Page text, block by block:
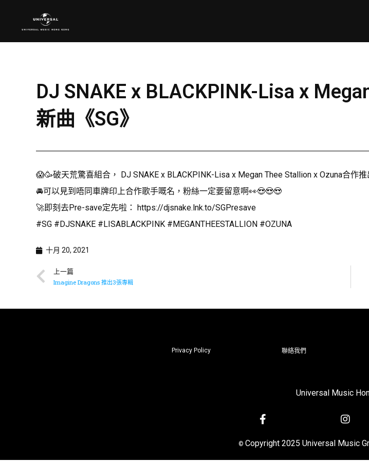
DJ SNAKE x BLACKPINK-Lisa x
新曲《SG》
😱🥳破天荒驚喜組合， DJ SNAKE x BLACKPINK-Lisa x Megan Thee Stallion x Ozuna合作推
🚘可以見到唔同車牌印上合作歌手嘅名，粉絲一定要留意啊👀😍😍😍
🚀即刻去Pre-save定先啦： https://djsnake.lnk.to/SGPresave
#SG #DJSNAKE #LISABLACKPINK #MEGANTHEESTALLION #OZUNA
十月 20, 2021
上一篇
Imagine Dragons 推出3張專輯
Privacy Policy 聯絡我們
Universal Music
© Copyright 2025 Universal Music